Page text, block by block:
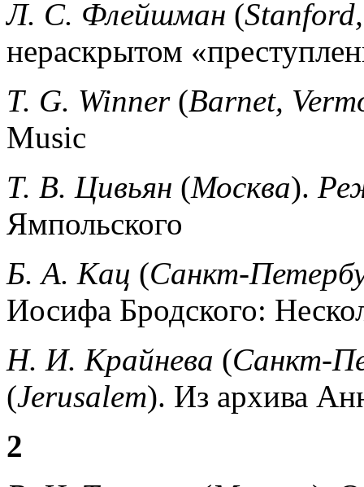
Л. С. Флейшман (
нераскрытом
Т. G. Winner(Barnet,
Music
Т. В. Цивьян (Москва).
Ямпольского
Б. А. Кац (Санкт-
Иосифа Бродского:
Н. И. Крайнева (Санкт-
(Jerusalem). Из архива
2